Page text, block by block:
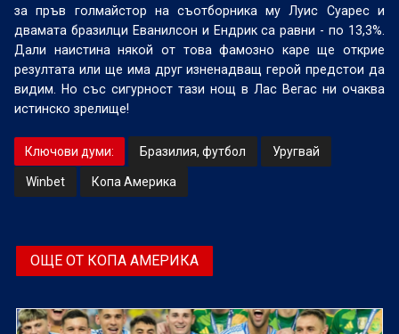
за пръв голмайстор на съотборника му Луис Суарес и
двамата бразилци Еванилсон и Ендрик са равни - по 13,3%.
Дали наистина някой от това фамозно каре ще открие
резултата или ще има друг изненадващ герой предстои да
видим. Но със сигурност тази нощ в Лас Вегас ни очаква
истинско зрелище!
Ключови думи: Бразилия, футбол Уругвай
Winbet Копа Америка
ОЩЕ ОТ КОПА АМЕРИКА